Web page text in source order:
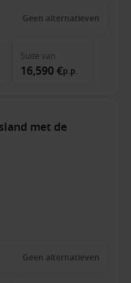
Geen alternatieven
Suite van
16,590 €p.p.
met de
Geen alternatieven